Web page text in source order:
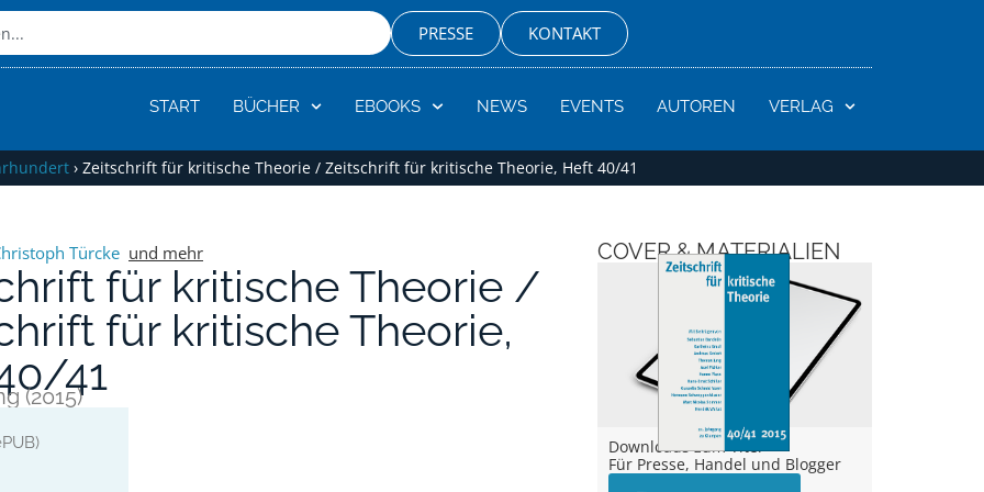
PRESSE KONTAKT
START BÜCHER EBOOKS NEWS EVENTS AUTOREN VERLAG
› Zeitschrift für kritische Theorie / Zeitschrift für kritische Theorie, Heft 40/41
Türcke und mehr
für kritische Theorie /
für kritische Theorie,
41
(2015)
COVER & MATERIALIEN
Downloads zum Titel –
Für Presse, Handel und Blogger